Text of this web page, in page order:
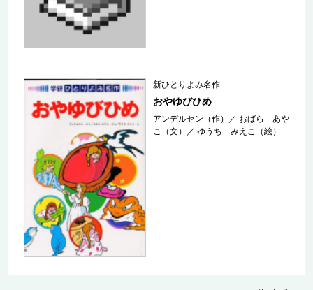
新ひとりよみ名作
おやゆびひめ
アンデルセン（作） ／ おばら あや
こ（文）
／ゆうち みえこ（絵）